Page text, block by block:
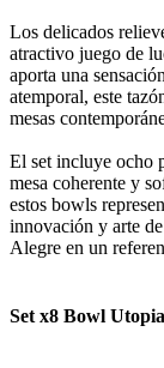
Los delicados
atractivo juego de
aporta una
atemporal, este
mesas
El set incluye ocho
mesa coherente y
estos bowls
innovación y arte
Alegre en un
Set x8 Bowl